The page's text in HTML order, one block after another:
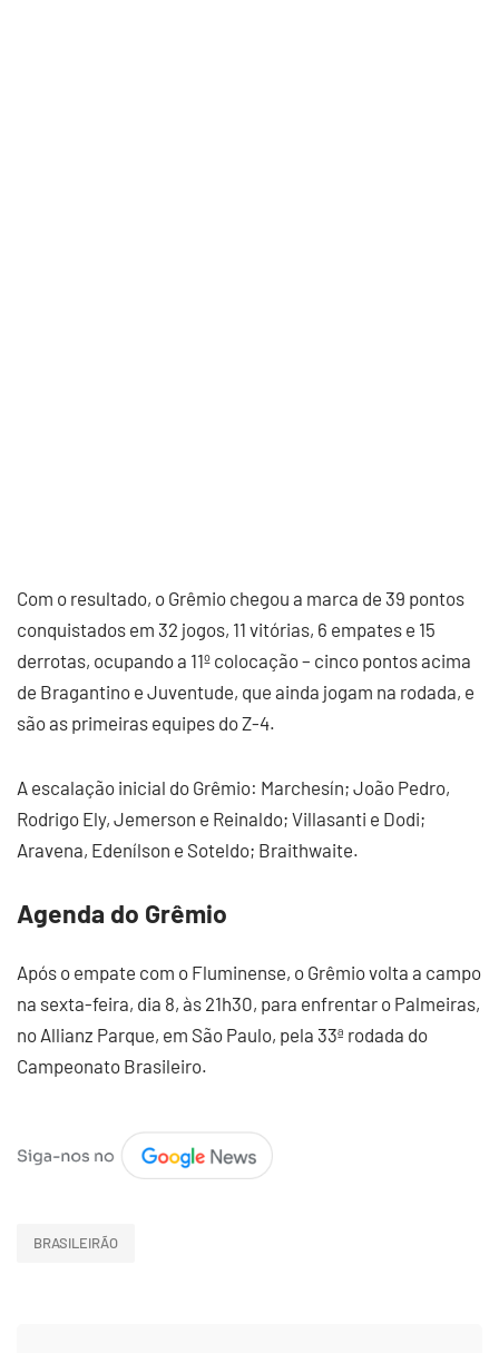
Com o resultado, o Grêmio chegou a marca de 39 pontos
conquistados em 32 jogos, 11 vitórias, 6 empates e 15
derrotas, ocupando a 11º colocação – cinco pontos acima
de Bragantino e Juventude, que ainda jogam na rodada, e
são as primeiras equipes do Z-4.
A escalação inicial do Grêmio: Marchesín; João Pedro,
Rodrigo Ely, Jemerson e Reinaldo; Villasanti e Dodi;
Aravena, Edenílson e Soteldo; Braithwaite.
Agenda do Grêmio
Após o empate com o Fluminense, o Grêmio volta a campo
na sexta-feira, dia 8, às 21h30, para enfrentar o Palmeiras,
no Allianz Parque, em São Paulo, pela 33ª rodada do
Campeonato Brasileiro.
BRASILEIRÃO